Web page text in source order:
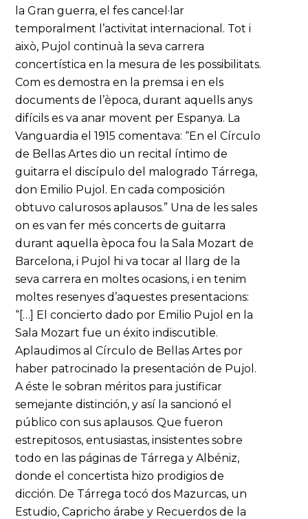
la Gran guerra, el fes cancel·lar
temporalment l’activitat internacional. Tot i
això, Pujol continuà la seva carrera
concertística en la mesura de les possibilitats.
Com es demostra en la premsa i en els
documents de l’època, durant aquells anys
difícils es va anar movent per Espanya. La
Vanguardia el 1915 comentava: “En el Círculo
de Bellas Artes dio un recital íntimo de
guitarra el discípulo del malogrado Tárrega,
don Emilio Pujol. En cada composición
obtuvo calurosos aplausos.” Una de les sales
on es van fer més concerts de guitarra
durant aquella època fou la Sala Mozart de
Barcelona, i Pujol hi va tocar al llarg de la
seva carrera en moltes ocasions, i en tenim
moltes resenyes d’aquestes presentacions:
“[…] El concierto dado por Emilio Pujol en la
Sala Mozart fue un éxito indiscutible.
Aplaudimos al Círculo de Bellas Artes por
haber patrocinado la presentación de Pujol.
A éste le sobran méritos para justificar
semejante distinción, y así la sancionó el
público con sus aplausos. Que fueron
estrepitosos, entusiastas, insistentes sobre
todo en las páginas de Tárrega y Albéniz,
donde el concertista hizo prodigios de
dicción. De Tárrega tocó dos Mazurcas, un
Estudio, Capricho árabe y Recuerdos de la